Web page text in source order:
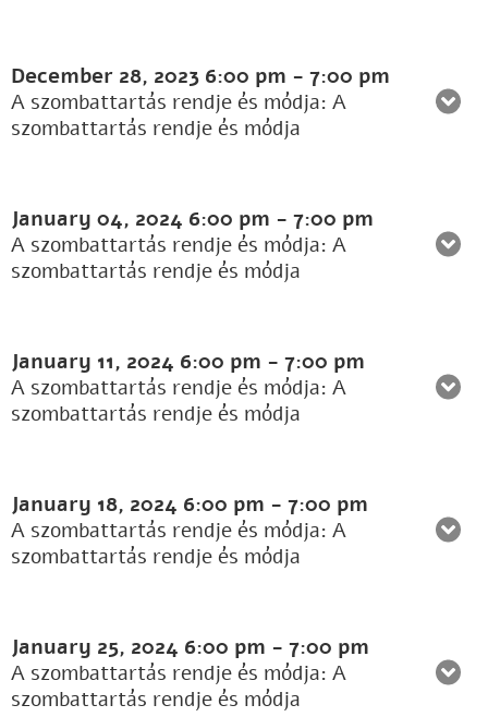
December 28, 2023 6:00 pm - 7:00 pm
A szombattartás rendje és módja: A
szombattartás rendje és módja
January 04, 2024 6:00 pm - 7:00 pm
A szombattartás rendje és módja: A
szombattartás rendje és módja
January 11, 2024 6:00 pm - 7:00 pm
A szombattartás rendje és módja: A
szombattartás rendje és módja
January 18, 2024 6:00 pm - 7:00 pm
A szombattartás rendje és módja: A
szombattartás rendje és módja
January 25, 2024 6:00 pm - 7:00 pm
A szombattartás rendje és módja: A
szombattartás rendje és módja